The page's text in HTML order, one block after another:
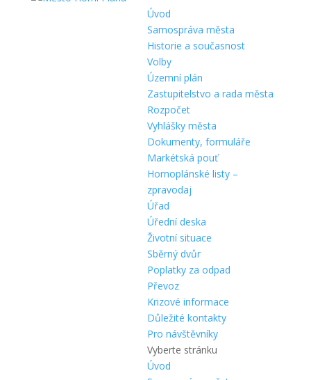
Úvod
Samospráva města
Historie a současnost
Volby
Územní plán
Zastupitelstvo a rada města
Rozpočet
Vyhlášky města
Dokumenty, formuláře
Markétská pouť
Hornoplánské listy –
zpravodaj
Úřad
Úřední deska
Životní situace
Sběrný dvůr
Poplatky za odpad
Převoz
Krizové informace
Důležité kontakty
Pro návštěvníky
Vyberte stránku
Úvod